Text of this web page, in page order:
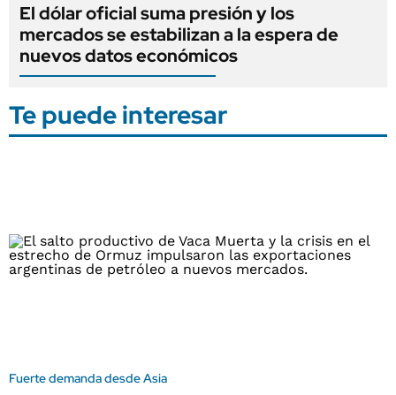
El dólar oficial suma presión y los
mercados se estabilizan a la espera de
nuevos datos económicos
Te puede interesar
Fuerte demanda desde Asia